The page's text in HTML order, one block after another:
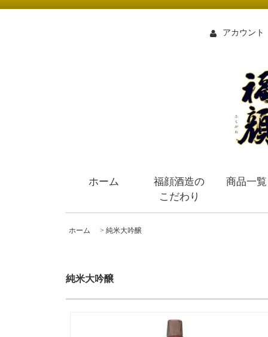
アカウント
ホーム
福顔酒造の
こだわり
商品一覧
ホーム > 純米大吟醸
純米大吟醸